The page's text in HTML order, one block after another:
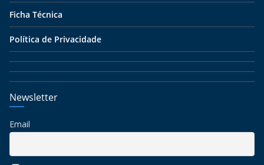
Ficha Técnica
Política de Privacidade
Newsletter
Email